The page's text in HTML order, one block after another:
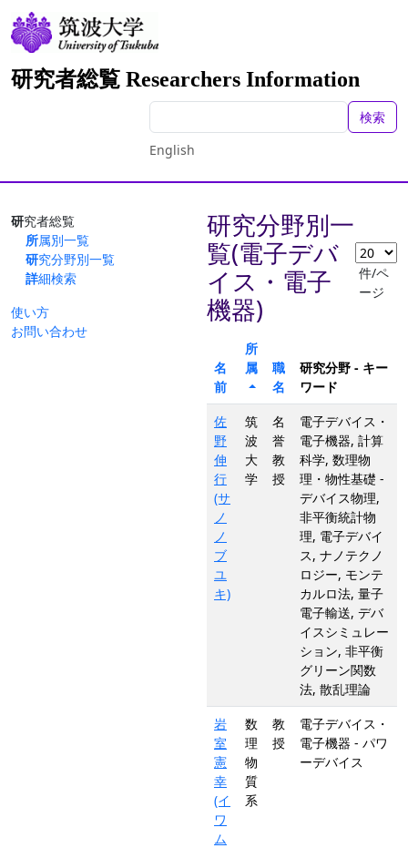
研究者総覧 Researchers Information
検索
English
研究者総覧
所属別一覧
研究分野別一覧
詳細検索
使い方
お問い合わせ
研究分野別一
覧(電子デバ
イス・電子
機器)
件/ペ
ージ
名
前
所
属
職
名
研究分野 - キー
ワード
佐
野
伸
行
(サ
ノ
ノ
ブ
ユ
キ)
筑
波
大
学
名
誉
教
授
電子デバイス・
電子機器, 計算
科学, 数理物
理・物性基礎 -
デバイス物理,
非平衡統計物
理, 電子デバイ
ス, ナノテクノ
ロジー, モンテ
カルロ法, 量子
電子輸送, デバ
イスシミュレー
ション, 非平衡
グリーン関数
法, 散乱理論
岩
室
憲
幸
(イ
ワ
ム
数
理
物
質
系
教
授
電子デバイス・
電子機器 - パワ
ーデバイス